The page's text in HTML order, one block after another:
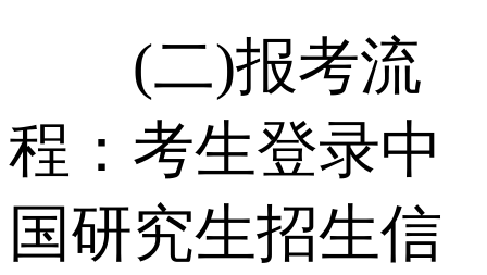
(二)报考流
程：考生登录中
国研究生招生信